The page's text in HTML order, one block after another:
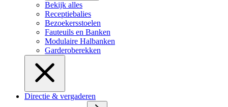
Bekijk alles
Receptiebalies
Bezoekersstoelen
Fauteuils en Banken
Modulaire Halbanken
Garderoberekken
Directie & vergaderen